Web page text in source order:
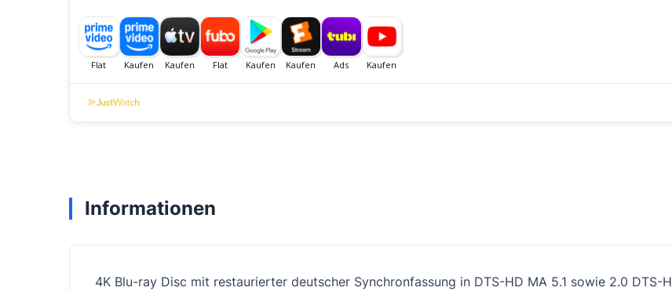
Informationen
4K Blu-ray Disc mit restaurierter deutscher Synchronfassung in DTS-HD MA 5.1 sowie 2.0